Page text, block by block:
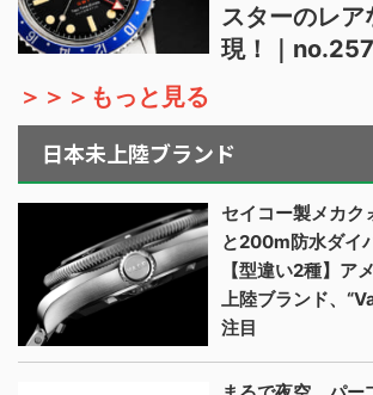
スターのレ
現！｜no.257
＞＞＞もっと見る
日本未上陸ブランド
セイコー製メカク
と200m防水ダイ
【型違い2種】ア
上陸ブランド、
注目